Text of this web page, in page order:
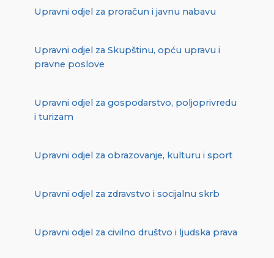
Upravni odjel za proračun i javnu nabavu
Upravni odjel za Skupštinu, opću upravu i
pravne poslove
Upravni odjel za gospodarstvo, poljoprivredu
i turizam
Upravni odjel za obrazovanje, kulturu i sport
Upravni odjel za zdravstvo i socijalnu skrb
Upravni odjel za civilno društvo i ljudska prava